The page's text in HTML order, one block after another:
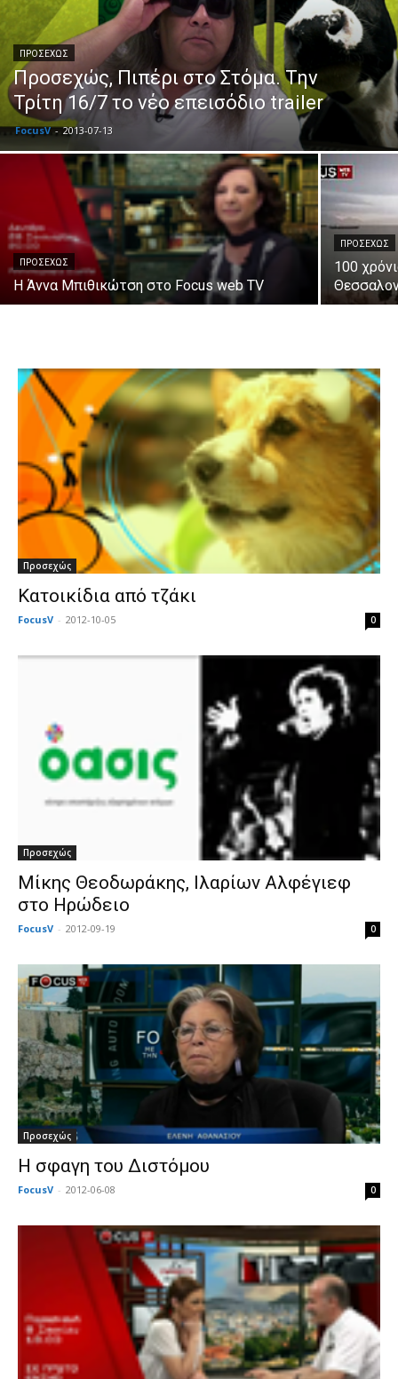
ΠΡΟΣΕΧΏΣ
Προσεχώς, Πιπέρι στο Στόμα. Την
Τρίτη 16/7 το νέο επεισόδιο trailer
FocusV - 2013-07-13
ΠΡΟΣΕΧΏΣ
Η Άννα Μπιθικώτση στο Focus web TV
ΠΡΟΣΕΧΏΣ
100
Προσεχώς
Κατοικίδια από τζάκι
FocusV - 2012-10-05 0
Προσεχώς
Μίκης Θεοδωράκης, Ιλαρίων Αλφέγιεφ
στο Ηρώδειο
FocusV - 2012-09-19 0
Προσεχώς
H σφαγη του Διστόμου
FocusV - 2012-06-08 0